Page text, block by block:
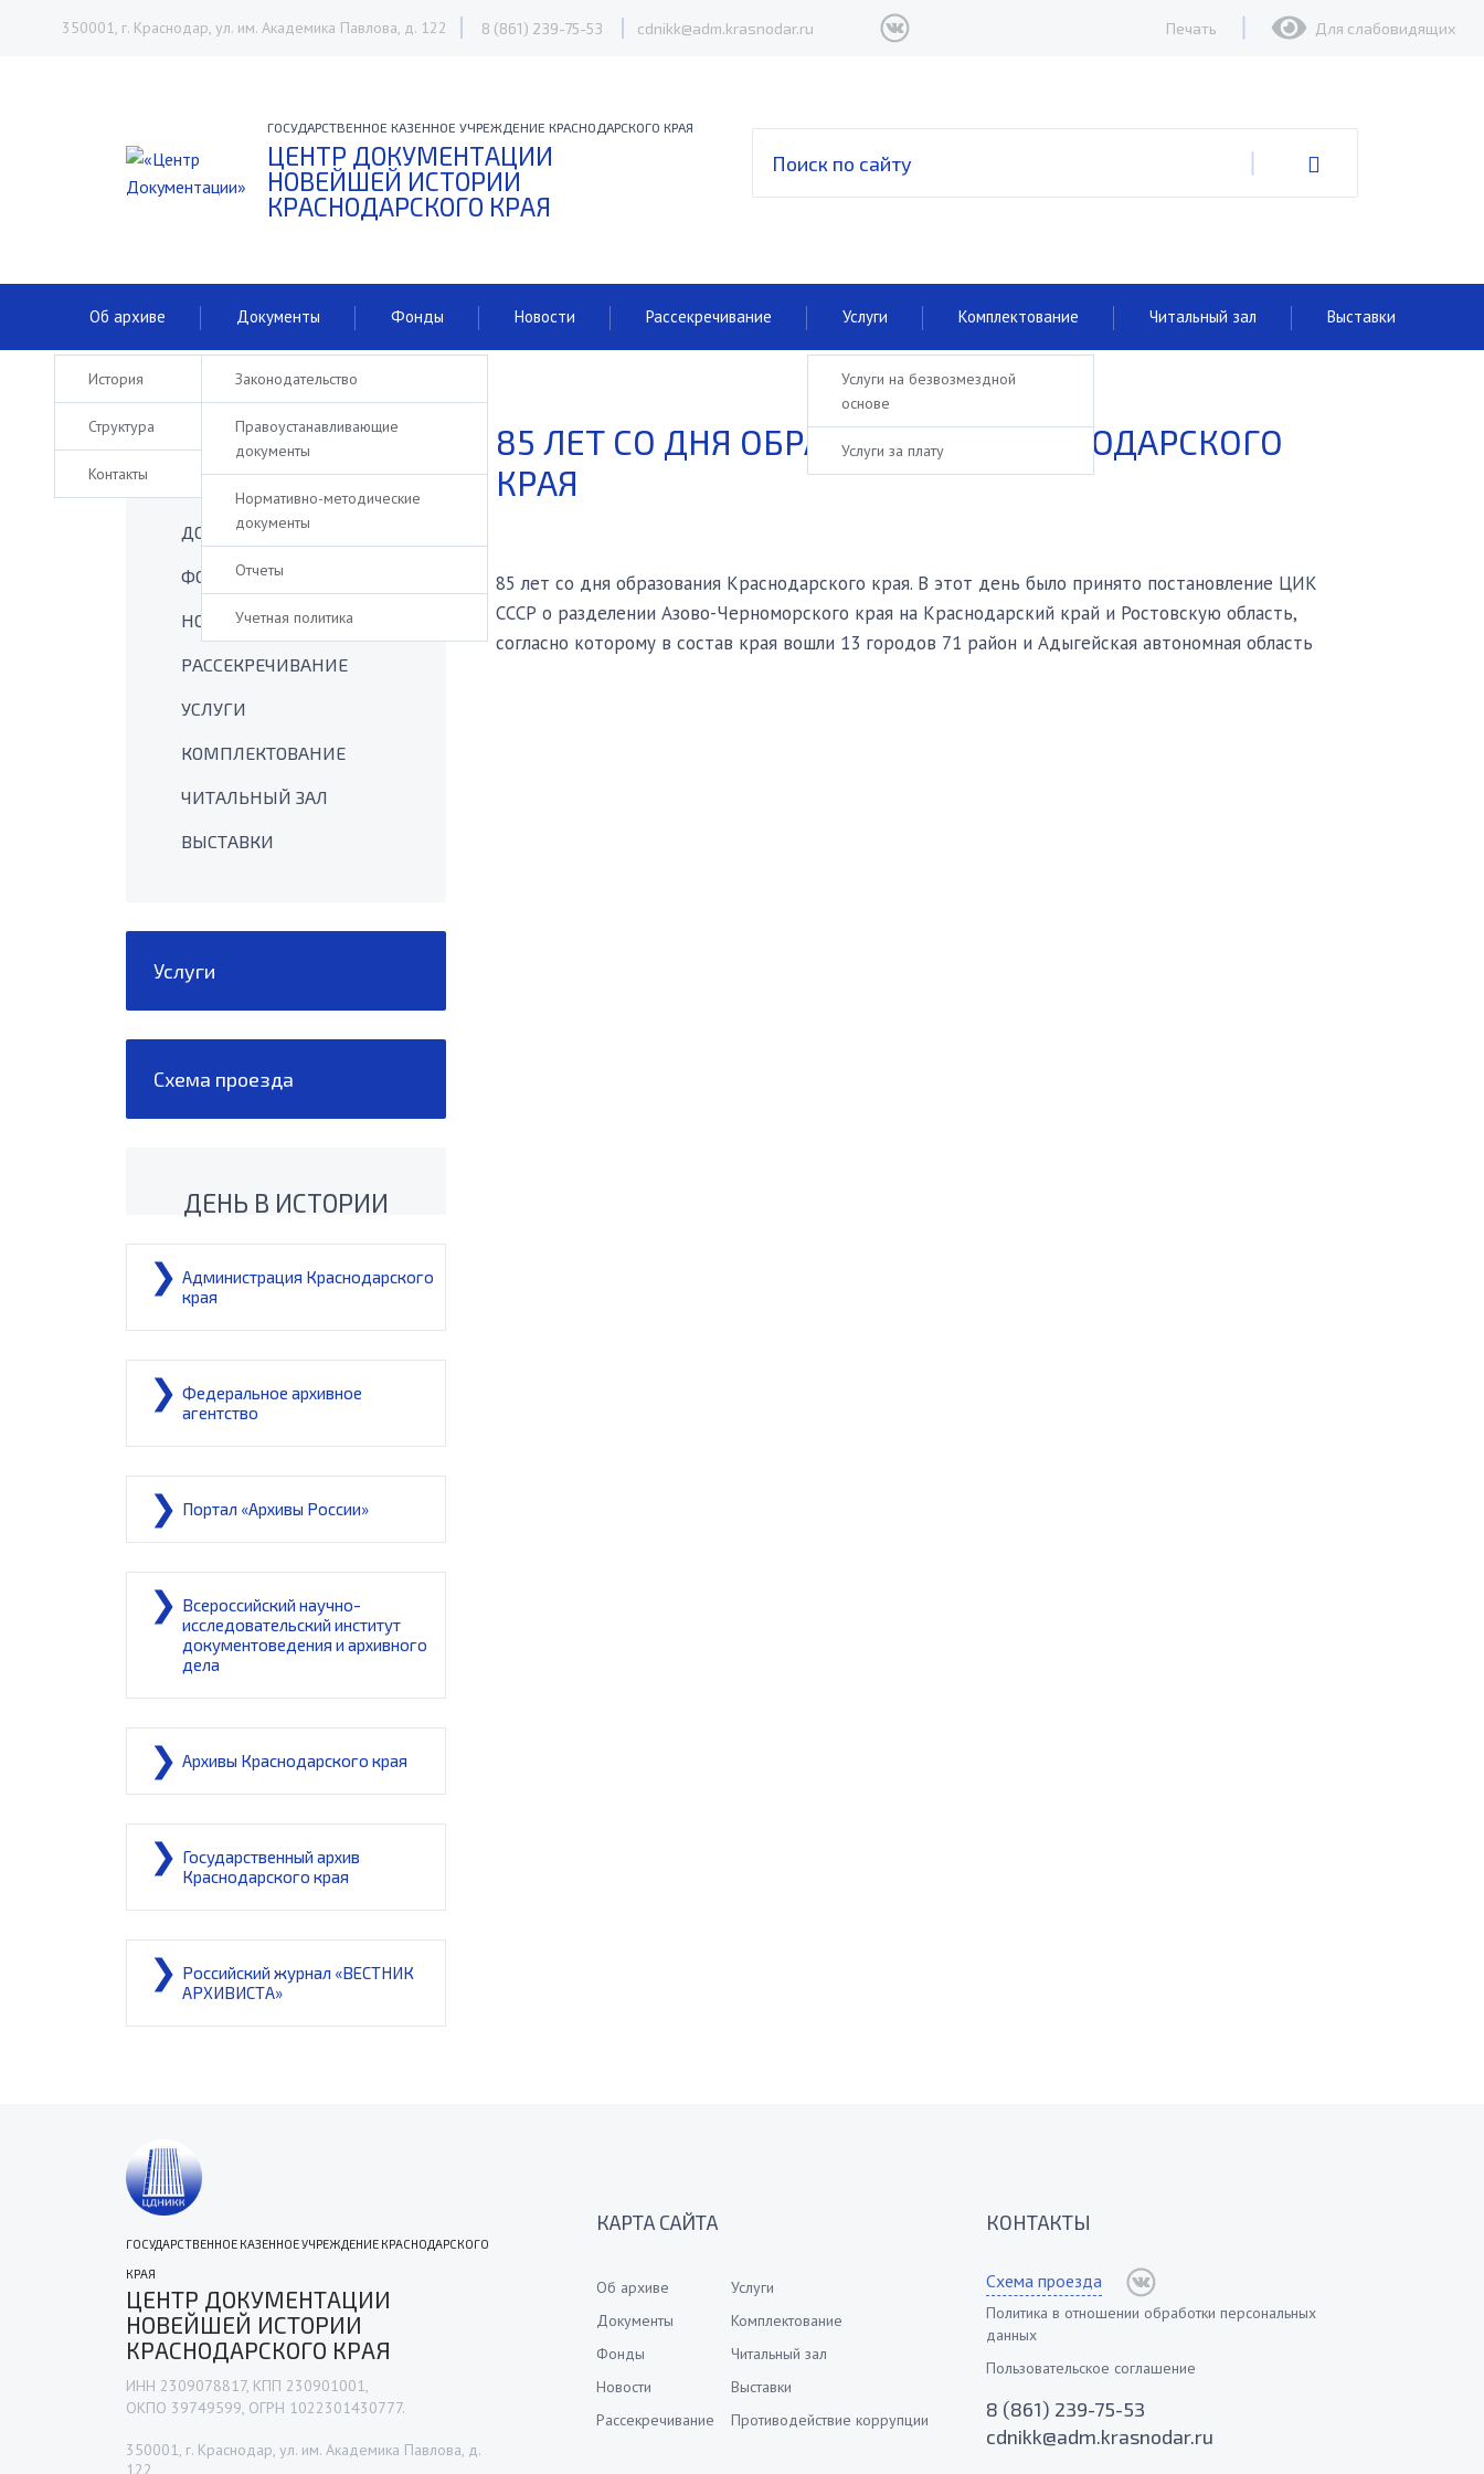
350001, г. Краснодар, ул. им. Академика Павлова, д. 122 8 (861) 239-75-53 cdnikk@adm.krasnodar.ru Печать Для слабовидящих
ГОСУДАРСТВЕННОЕ КАЗЕННОЕ УЧРЕЖДЕНИЕ КРАСНОДАРСКОГО КРАЯ
ЦЕНТР ДОКУМЕНТАЦИИ
НОВЕЙШЕЙ ИСТОРИИ
КРАСНОДАРСКОГО КРАЯ
Об архиве
История
Структура
Контакты
Документы
Законодательство
Правоустанавливающие
документы
Нормативно-методические
документы
Отчеты
Учетная политика
Фонды Новости Рассекречивание Услуги
Услуги на безвозмездной
основе
Услуги за плату
Комплектование Читальный зал Выставки
85 ЛЕТ СО ДНЯ ОБРАЗОВАНИЯ КРАСНОДАРСКОГО
КРАЯ
85 лет со дня образования Краснодарского края. В этот день было принято постановление ЦИК
СССР о разделении Азово-Черноморского края на Краснодарский край и Ростовскую область,
согласно которому в состав края вошли 13 городов 71 район и Адыгейская автономная область
ОБ АРХИВЕ
ДОКУМЕНТЫ
ФОНДЫ
НОВОСТИ
РАССЕКРЕЧИВАНИЕ
УСЛУГИ
КОМПЛЕКТОВАНИЕ
ЧИТАЛЬНЫЙ ЗАЛ
ВЫСТАВКИ
Услуги
Схема проезда
ДЕНЬ В ИСТОРИИ
Администрация Краснодарского
края
Федеральное архивное
агентство
Портал «Архивы России»
Всероссийский научно-
исследовательский институт
документоведения и архивного
дела
Архивы Краснодарского края
Государственный архив
Краснодарского края
Российский журнал «ВЕСТНИК
АРХИВИСТА»
ГОСУДАРСТВЕННОЕ КАЗЕННОЕ УЧРЕЖДЕНИЕ КРАСНОДАРСКОГО
КРАЯ
ЦЕНТР ДОКУМЕНТАЦИИ
НОВЕЙШЕЙ ИСТОРИИ
КРАСНОДАРСКОГО КРАЯ
ИНН 2309078817, КПП 230901001,
ОКПО 39749599, ОГРН 1022301430777.
350001, г. Краснодар, ул. им. Академика Павлова, д.
122
КАРТА САЙТА
Об архиве
Документы
Фонды
Новости
Рассекречивание
Услуги
Комплектование
Читальный зал
Выставки
Противодействие коррупции
КОНТАКТЫ
Схема проезда
Политика в отношении обработки персональных
данных
Пользовательское соглашение
8 (861) 239-75-53
cdnikk@adm.krasnodar.ru